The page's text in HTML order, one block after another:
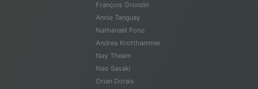
François Grondin
Annie Tanguay
Nathanaël Pono
Andrea Krotthammer
Nay Theam
Nao Sasaki
Orian Dorais